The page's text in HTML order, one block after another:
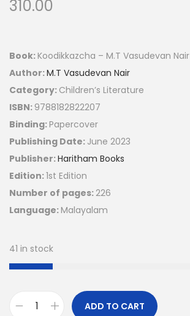
310.00
Book: Koodikkazcha – M.T Vasudevan Nair
Author:M.T Vasudevan Nair
Category: Children’s Literature
ISBN: 9788182822207
Binding: Papercover
Publishing Date: June 2023
Publisher:Haritham Books
Edition:1st Edition
Number of pages:226
Language: Malayalam
41 in stock
ADD TO CART